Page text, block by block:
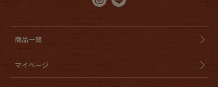
商品一覧
マイページ